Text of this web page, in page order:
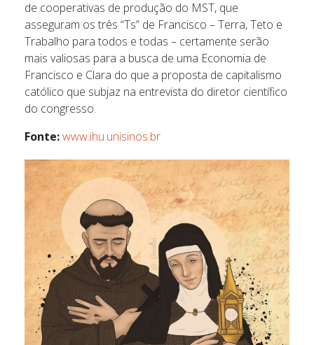
de cooperativas de produção do MST, que
asseguram os três “Ts” de Francisco – Terra, Teto e
Trabalho para todos e todas – certamente serão
mais valiosas para a busca de uma Economia de
Francisco e Clara do que a proposta de capitalismo
católico que subjaz na entrevista do diretor científico
do congresso.
Fonte:www.ihu.unisinos.br